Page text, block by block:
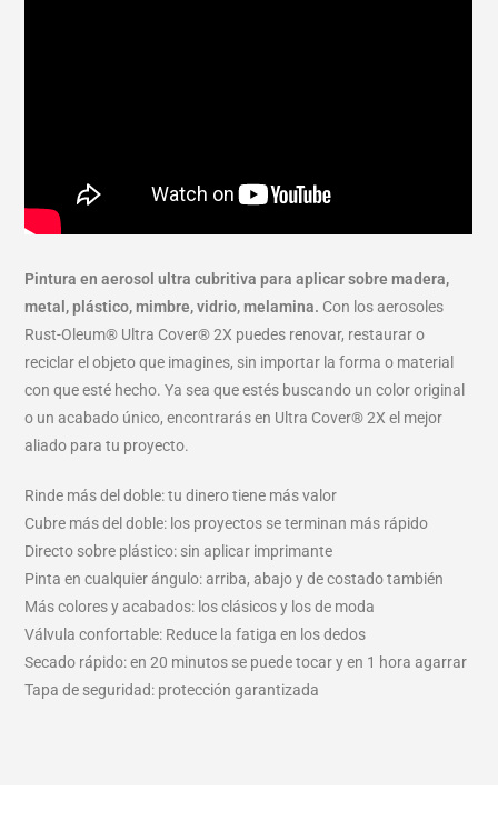
Pintura en aerosol ultra cubritiva para aplicar sobre madera,
metal, plástico, mimbre, vidrio, melamina. Con los aerosoles
Rust-Oleum® Ultra Cover® 2X puedes renovar, restaurar o
reciclar el objeto que imagines, sin importar la forma o material
con que esté hecho. Ya sea que estés buscando un color original
o un acabado único, encontrarás en Ultra Cover® 2X el mejor
aliado para tu proyecto.
Rinde más del doble: tu dinero tiene más valor
Cubre más del doble: los proyectos se terminan más rápido
Directo sobre plástico: sin aplicar imprimante
Pinta en cualquier ángulo: arriba, abajo y de costado también
Más colores y acabados: los clásicos y los de moda
Válvula confortable: Reduce la fatiga en los dedos
Secado rápido: en 20 minutos se puede tocar y en 1 hora agarrar
Tapa de seguridad: protección garantizada